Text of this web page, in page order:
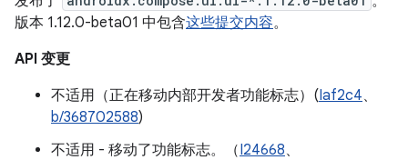
版本 1.12.0-beta01 中包含这些提交内容。
API 变更
不适用（正在移动内部开发者功能标志）(Iaf2c4、
b/368702588)
不适用 - 移动了功能标志。（I24668、